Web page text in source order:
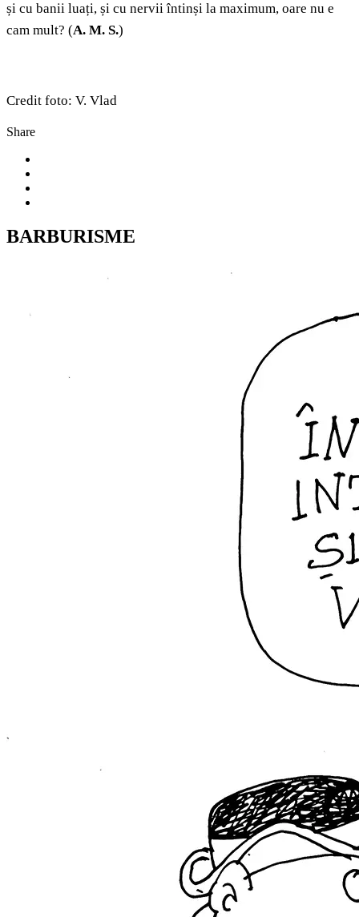
și cu banii luați, și cu nervii întinși la maximum, oare nu e
cam mult? (A. M. S.)
Credit foto: V. Vlad
Share
BARBURISME